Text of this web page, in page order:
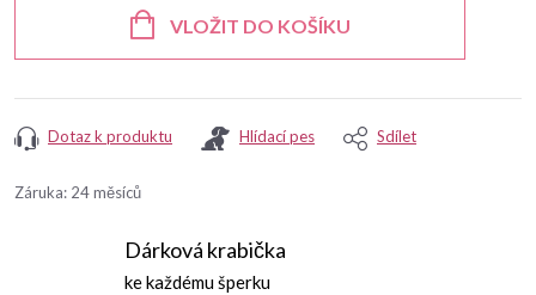
VLOŽIT DO KOŠÍKU
Dotaz k produktu Hlídací pes Sdílet
Záruka: 24 měsíců
Dárková krabička
ke každému šperku